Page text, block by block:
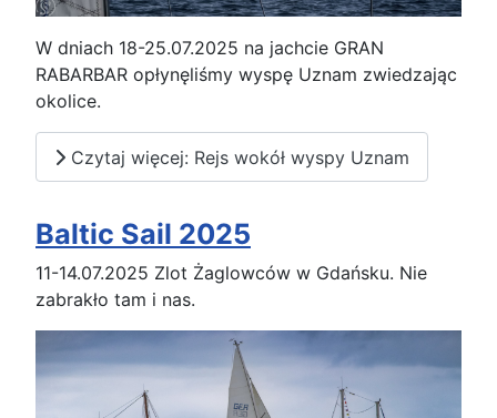
W dniach 18-25.07.2025 na jachcie GRAN
RABARBAR opłynęliśmy wyspę Uznam zwiedzając
okolice.
Czytaj więcej: Rejs wokół wyspy Uznam
Baltic Sail 2025
11-14.07.2025 Zlot Żaglowców w Gdańsku. Nie
zabrakło tam i nas.